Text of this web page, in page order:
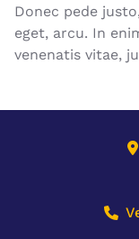
Donec pede
eget, arcu. In
venenatis vitae,